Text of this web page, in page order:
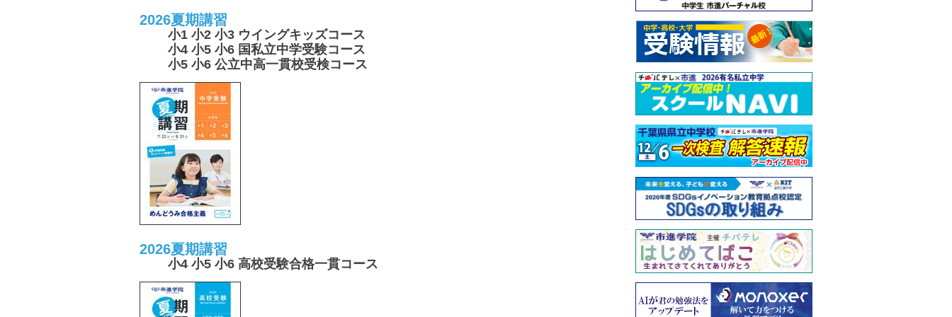
2026夏期講習
小1 小2 小3 ウイングキッズコース
小4 小5 小6 国私立中学受験コース
小5 小6 公立中高一貫校受検コース
2026夏期講習
小4 小5 小6 高校受験合格一貫コース